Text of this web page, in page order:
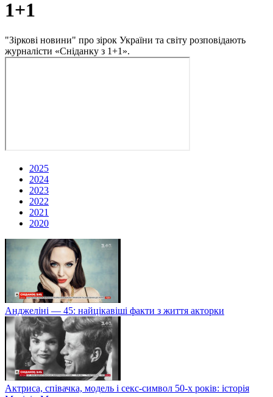
1+1
"Зіркові новини" про зірок України та світу розповідають
журналісти «Сніданку з 1+1».
2025
2024
2023
2022
2021
2020
Анджеліні — 45: найцікавіші факти з життя акторки
Актриса, співачка, модель і секс-символ 50-х років: історія